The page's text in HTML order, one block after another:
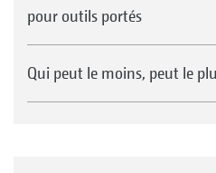
pour outils portés
Qui peut le moins, peut le